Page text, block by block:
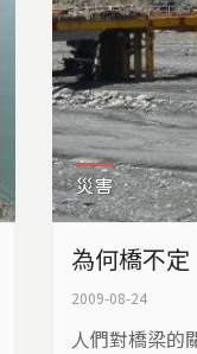
災害
為何橋不
2009-08-24
人們對橋梁的